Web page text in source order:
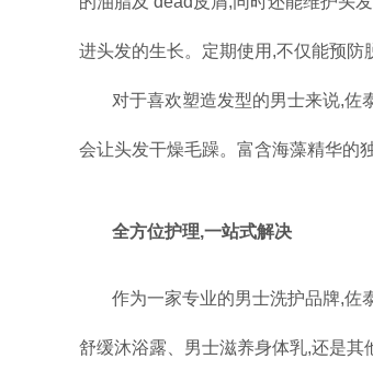
进头发的生长。定期使用,不仅能预防
对于喜欢塑造发型的男士来说,佐
会让头发干燥毛躁。富含海藻精华的
全方位护理,一站式解决
作为一家专业的男士洗护品牌,佐
舒缓沐浴露、男士滋养身体乳,还是其